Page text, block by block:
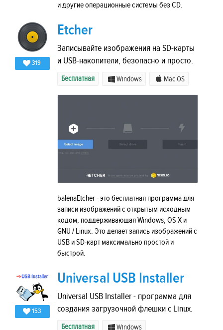
и другие операционные системы без CD.
319
Etcher
Записывайте изображения на SD-карты
и USB-накопители, безопасно и просто.
Бесплатная Windows Mac OS
balenaEtcher - это бесплатная программа для
записи изображений с открытым исходным
кодом, поддерживающая Windows, OS X и
GNU / Linux. Это делает запись изображений с
USB и SD-карт максимально простой и
быстрой.
153
Universal USB Installer
Universal USB Installer - программа для
создания загрузочной флешки с Linux.
Бесплатная Windows